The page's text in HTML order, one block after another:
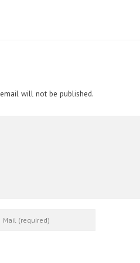
will not be published.